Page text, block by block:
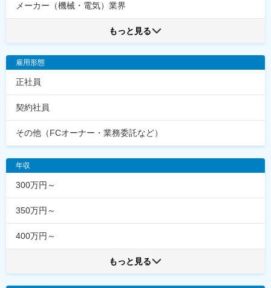
メーカー（機械・電気）業界
もっと見る
雇用形態
正社員
契約社員
その他（FCオーナー・業務委託など）
年収
300万円～
350万円～
400万円～
もっと見る